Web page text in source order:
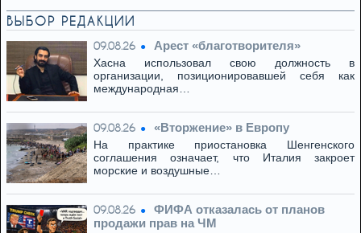
ВЫБОР РЕДАКЦИИ
09.08.26 Арест «благотворителя»
Хасна использовал свою должность в
организации, позиционировавшей себя как
международная…
09.08.26 «Вторжение» в Европу
На практике приостановка Шенгенского
соглашения означает, что Италия закроет
морские и воздушные…
09.08.26
ФИФА отказалась от планов
продажи прав на ЧМ